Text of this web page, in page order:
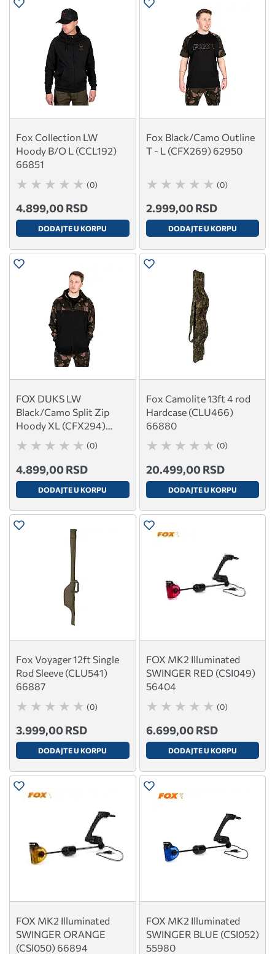
Fox Collection LW
Hoody B/O L (CCL192)
66851
(0)
4.899,00 RSD
DODAJTE U KORPU
Fox Black/Camo Outline
T - L (CFX269) 62950
(0)
2.999,00 RSD
DODAJTE U KORPU
FOX DUKS LW
Black/Camo Split Zip
Hoody XL (CFX294)
66862
(0)
4.899,00 RSD
DODAJTE U KORPU
Fox Camolite 13ft 4 rod
Hardcase (CLU466)
66880
(0)
20.499,00 RSD
DODAJTE U KORPU
Fox Voyager 12ft Single
Rod Sleeve (CLU541)
66887
(0)
3.999,00 RSD
DODAJTE U KORPU
FOX MK2 Illuminated
SWINGER RED (CSI049)
56404
(0)
6.699,00 RSD
DODAJTE U KORPU
FOX MK2 Illuminated
SWINGER ORANGE
(CSI050) 66894
FOX MK2 Illuminated
SWINGER BLUE (CSI052)
55980